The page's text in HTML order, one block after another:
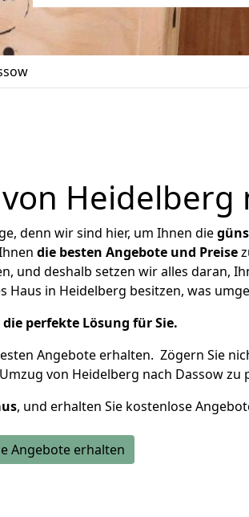
Heidelberg
denn wir sind hier, um Ihnen die
die besten Angebote und Preise
und deshalb setzen wir alles daran,
in Heidelberg besitzen, was
perfekte Lösung für Sie.
Angebote erhalten. Zögern Sie
von Heidelberg nach Dassow zu
, und erhalten Sie kostenlose
Angebote erhalten